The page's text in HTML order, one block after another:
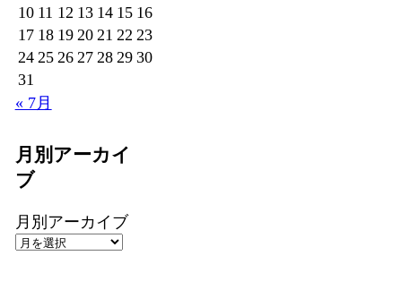
10 11 12 13 14 15 16
17 18 19 20 21 22 23
24 25 26 27 28 29 30
31
« 7月
月別アーカイ
ブ
月別アーカイブ